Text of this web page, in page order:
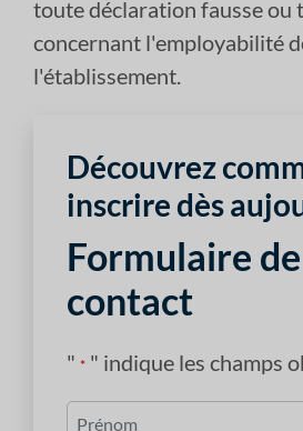
toute déclaration fausse ou
concernant l'employabilité
l'établissement.
Découvrez
inscrire dès
Formulaire de
contact
" * " indique les champs